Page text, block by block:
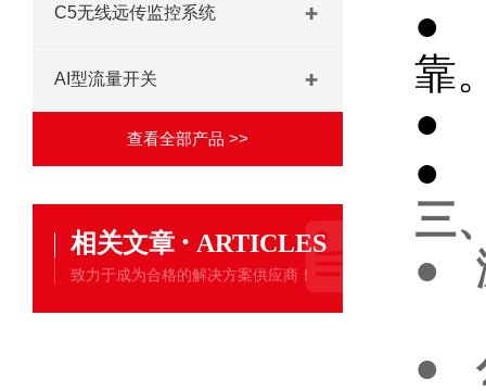
C5无线远传监控系统
AI型流量开关
查看全部产品 >>
相关文章 · ARTICLES
致力于成为合格的解决方案供应商！
●
靠
●
●
三
●
●